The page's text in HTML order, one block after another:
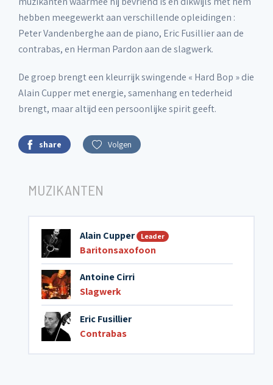
hebben meegewerkt aan verschillende opleidingen :
Peter Vandenberghe aan de piano, Eric Fusillier aan de
contrabas, en Herman Pardon aan de slagwerk.
De groep brengt een kleurrijk swingende « Hard Bop » die
Alain Cupper met energie, samenhang en tederheid
brengt, maar altijd een persoonlijke spirit geeft.
share Volgen
MUZIKANTEN
Alain Cupper Leader
Baritonsaxofoon
Antoine Cirri
Slagwerk
Eric Fusillier
Contrabas